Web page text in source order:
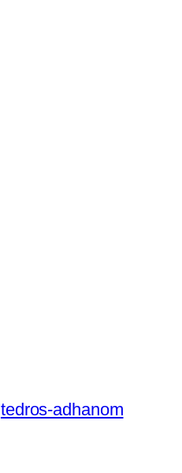
tedros-adhanom